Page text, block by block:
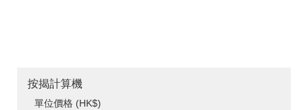
按揭計算機
單位價格 (HK$)